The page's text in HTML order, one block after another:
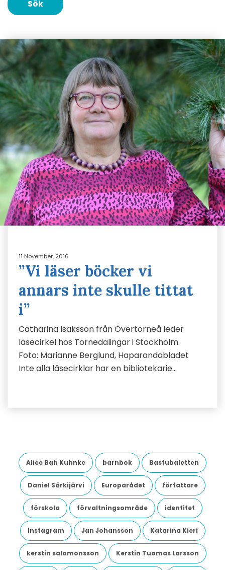
11 November, 2016
”Vi läser böcker vi
annars inte skulle tittat
i”
Catharina Isaksson från Övertorneå leder
läsecirkel hos Tornedalingar i Stockholm.
Foto: Marianne Berglund, Haparandabladet
Inte alla läsecirklar har en bibliotekarie…
Alice Bah Kuhnke barnbok Bastubaletten
Daniel Särkijärvi Europarådet författare
förskola förvaltningsområde identitet
Instagram Jan Johansson Katarina Kieri
kerstin salomonsson Kerstin Tuomas Larsson